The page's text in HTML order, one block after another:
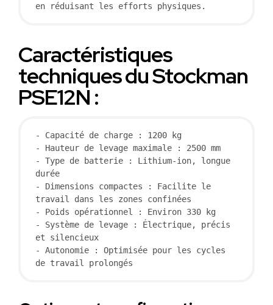
en réduisant les efforts physiques.
Caractéristiques
techniques du Stockman
PSE12N :
- Capacité de charge : 1200 kg
- Hauteur de levage maximale : 2500 mm
- Type de batterie : Lithium-ion, longue
durée
- Dimensions compactes : Facilite le
travail dans les zones confinées
- Poids opérationnel : Environ 330 kg
- Système de levage : Électrique, précis
et silencieux
- Autonomie : Optimisée pour les cycles
de travail prolongés